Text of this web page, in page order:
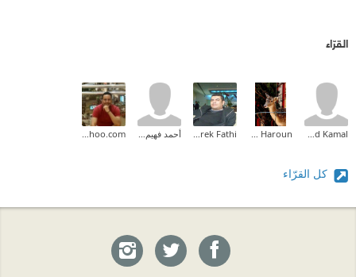
القرّاء
Ahmed Kamal
Amal Idris Haroun
Tarek Fathi أحمد فهيم القاضى mohamedabdallah83@yahoo.com
كل القرّاء